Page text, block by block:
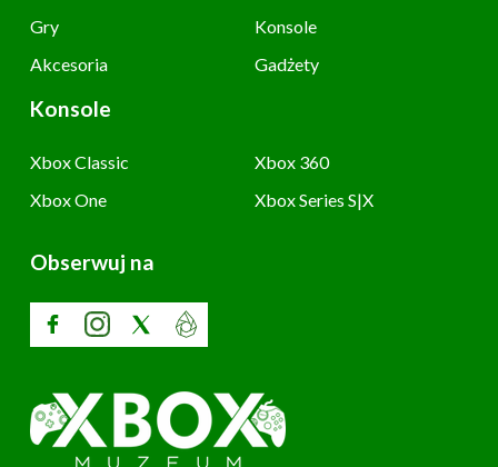
Gry
Konsole
Akcesoria
Gadżety
Konsole
Xbox Classic
Xbox 360
Xbox One
Xbox Series S|X
Obserwuj na